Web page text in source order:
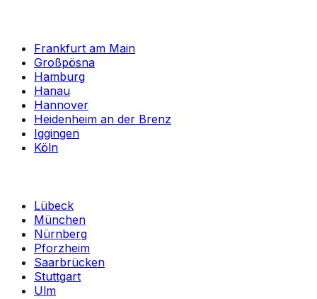
Frankfurt am Main
Großpösna
Hamburg
Hanau
Hannover
Heidenheim an der Brenz
Iggingen
Köln
Lübeck
München
Nürnberg
Pforzheim
Saarbrücken
Stuttgart
Ulm